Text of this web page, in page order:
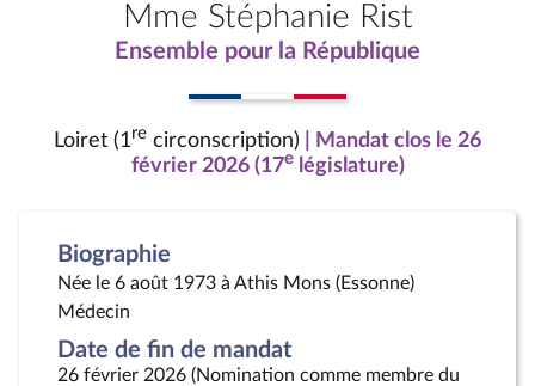
Mme Stéphanie Rist
Ensemble pour la République
Loiret (1re circonscription)
| Mandat clos le 26
février 2026 (17elégislature)
Biographie
Née le 6 août 1973 à Athis Mons (Essonne)
Médecin
Date de fin de mandat
26 février 2026 (Nomination comme membre du